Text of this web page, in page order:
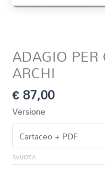
ADAGIO
ARCHI
€87,00
Versione
SVUOTA